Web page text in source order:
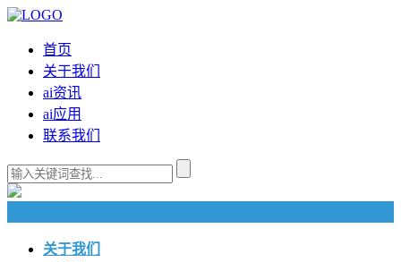
首页
关于我们
ai资讯
ai应用
联系我们
关于我们